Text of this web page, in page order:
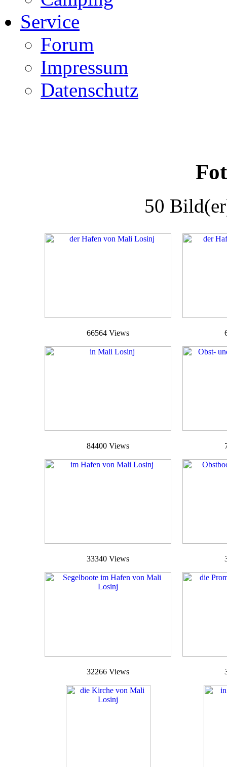
Service
Forum
Impressum
Datenschutz
50
66564 Views
84400 Views
33340 Views
32266 Views